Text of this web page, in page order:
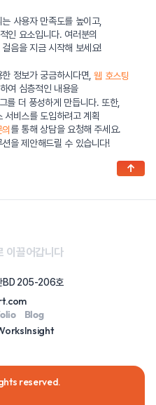
사용자 만족도를 높이고,
인 요소입니다. 여러분의
음을 지금 시작해 보세요!
한 정보가 궁금하시다면,웹 호스팅
여 심층적인 내용을
를 더 풍성하게 만듭니다. 또한,
서비스를 도입하려고 계획
를 통해 상담을 요청해 주세요.
을 제안해드릴 수 있습니다!
이끌어갑니다
BD 205-206호
Blog
Insight
reserved.
↑